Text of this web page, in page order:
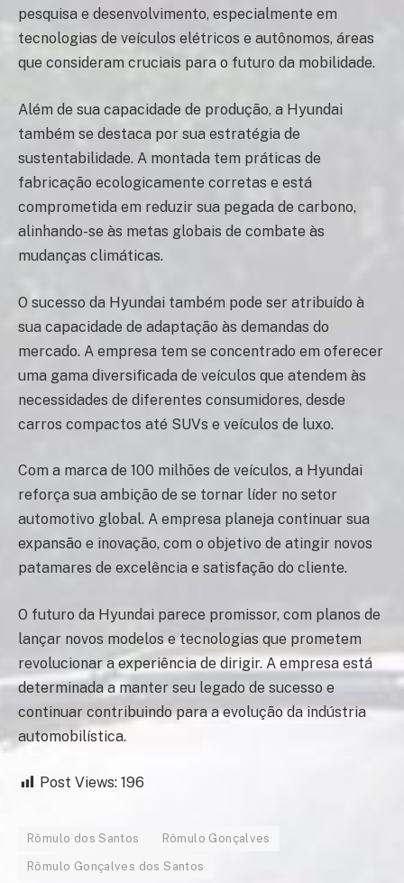
pesquisa e desenvolvimento, especialmente em
tecnologias de veículos elétricos e autônomos, áreas
que consideram cruciais para o futuro da mobilidade.
Além de sua capacidade de produção, a Hyundai
também se destaca por sua estratégia de
sustentabilidade. A montada tem práticas de
fabricação ecologicamente corretas e está
comprometida em reduzir sua pegada de carbono,
alinhando-se às metas globais de combate às
mudanças climáticas.
O sucesso da Hyundai também pode ser atribuído à
sua capacidade de adaptação às demandas do
mercado. A empresa tem se concentrado em oferecer
uma gama diversificada de veículos que atendem às
necessidades de diferentes consumidores, desde
carros compactos até SUVs e veículos de luxo.
Com a marca de 100 milhões de veículos, a Hyundai
reforça sua ambição de se tornar líder no setor
automotivo global. A empresa planeja continuar sua
expansão e inovação, com o objetivo de atingir novos
patamares de excelência e satisfação do cliente.
O futuro da Hyundai parece promissor, com planos de
lançar novos modelos e tecnologias que prometem
revolucionar a experiência de dirigir. A empresa está
determinada a manter seu legado de sucesso e
continuar contribuindo para a evolução da indústria
automobilística.
Post Views: 196
Rômulo dos Santos Rômulo Gonçalves
Rômulo Gonçalves dos Santos